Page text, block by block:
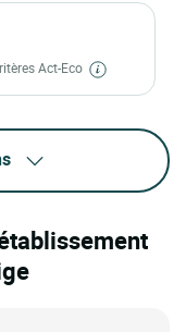
Act-Eco